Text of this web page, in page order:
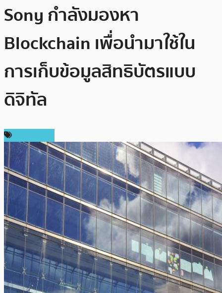
Sony กำลังมองหา
Blockchain เพื่อนำมาใช้ใน
การเก็บข้อมูลสิทธิบัตรแบบ
ดิจิทัล